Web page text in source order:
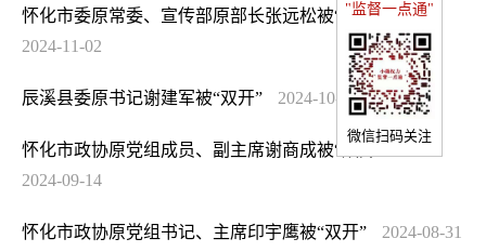
"监督一点通"
微信扫码关注
怀化市委原常委、宣传部原部长张远松被“双开”
2024-11-02
辰溪县委原书记谢建军被“双开” 2024-10-17
怀化市政协原党组成员、副主席谢商成被“双开”
2024-09-14
怀化市政协原党组书记、主席印宇鹰被“双开” 2024-08-31